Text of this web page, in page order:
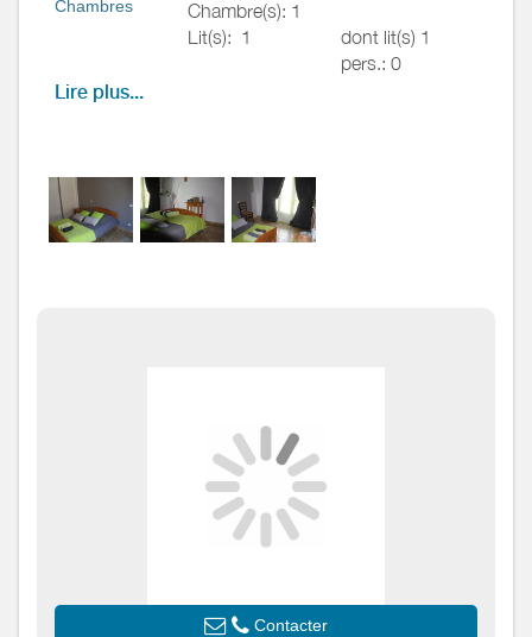
Chambres
Chambre(s): 1
Lit(s): 1
dont lit(s) 1
pers.: 0
d'eau
douche
Salle de bains privée
Sèche cheveux
Chauffage
Cour commune
Lire plus...
Contacter